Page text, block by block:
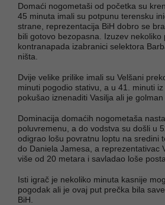
Domaći nogometaši od početka su
45 minuta imali su potpunu terensku
strane, reprezentacija BiH dobro se
bili gotovo bezopasna. Izuzev nekoliko
kontranapada izabranici selektora
ništa.
Dvije velike prilike imali su Velšani
minuti pogodio stativu, a u 41. minuti
pokušao iznenaditi Vasilja ali je golman
Dominacija domaćih nogometaša
poluvremenu, a do vodstva su došli u
odigrao lošu povratnu loptu na sredini
do Daniela Jamesa, a reprezentativac
više od 20 metara i savladao loše
Isti igrač je nekoliko minuta kasnije
pogodak ali je ovaj put prečka bila
BiH.